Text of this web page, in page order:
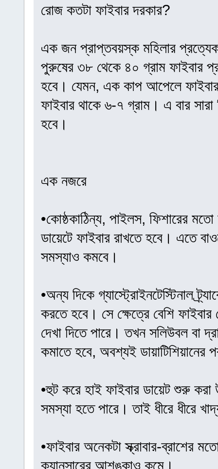
রোজ কতটা ফাইবার দরকার?
এক জন প্রাপ্তবয়স্ক মহিলার
পুরুষের ৩৮ থেকে ৪০ গ্রাম ফাইবার
হবে। যেমন, এক কাপ আপেলে
ফাইবার থাকে ৬-৭ গ্রাম। এ বার সারা
হবে।
এক নজরে
•কোষ্ঠকাঠিন্য, পাইলস, ফিশারের
ডায়েটে ফাইবার রাখতে হবে। এতে
সমস্যাও কমবে।
•অন্য দিকে গ্যাস্ট্রোইনটেস্টিনাল
করতে হবে। সে ক্ষেত্রে বেশি
দেখা দিতে পারে। তখন সলিউবল বা
কমাতে হবে, অবশ্যই ডায়াটিশিয়ানের
•হুট করে হাই ফাইবার ডায়েট শুরু করা
সমস্যা হতে পারে। তাই ধীরে ধীরে
•ফাইবার অনেকটা স্ক্রাবার-ব্রাশের
ক্যানসারের আশঙ্কাও কমে।